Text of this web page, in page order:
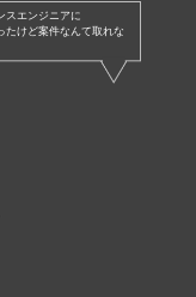
スエンジニアに
たけど案件なんて取れな